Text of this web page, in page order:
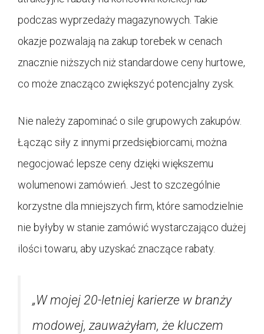
podczas wyprzedaży magazynowych. Takie
okazje pozwalają na zakup torebek w cenach
znacznie niższych niż standardowe ceny hurtowe,
co może znacząco zwiększyć potencjalny zysk.
Nie należy zapominać o sile grupowych zakupów.
Łącząc siły z innymi przedsiębiorcami, można
negocjować lepsze ceny dzięki większemu
wolumenowi zamówień. Jest to szczególnie
korzystne dla mniejszych firm, które samodzielnie
nie byłyby w stanie zamówić wystarczająco dużej
ilości towaru, aby uzyskać znaczące rabaty.
„W mojej 20-letniej karierze w branży
modowej, zauważyłam, że kluczem